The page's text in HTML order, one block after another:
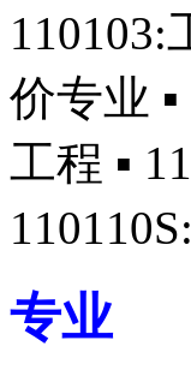
110103:
价专业
工程 ▪
专业